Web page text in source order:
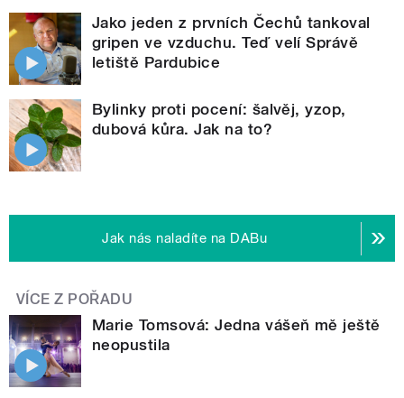
Jako jeden z prvních Čechů tankoval
gripen ve vzduchu. Teď velí Správě
letiště Pardubice
Bylinky proti pocení: šalvěj, yzop,
dubová kůra. Jak na to?
Jak nás naladíte na DABu
VÍCE Z POŘADU
Marie Tomsová: Jedna vášeň mě ještě
neopustila